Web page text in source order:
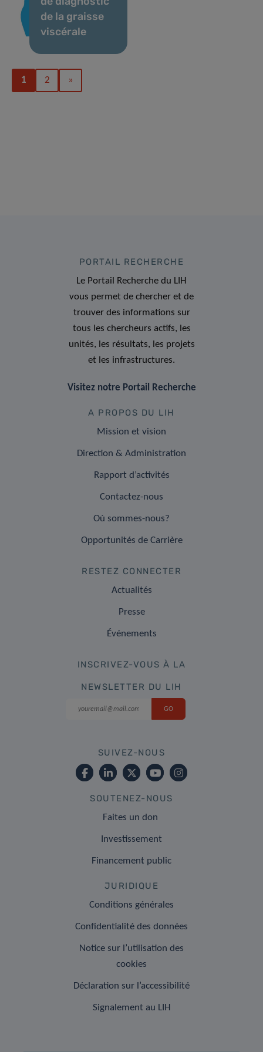
de la graisse
viscérale
1 2 »
PORTAIL RECHERCHE
Le Portail Recherche du LIH
vous permet de chercher et de
trouver des informations sur
tous les chercheurs actifs, les
unités, les résultats, les projets
et les infrastructures.
Visitez notre Portail Recherche
A PROPOS DU LIH
Mission et vision
Direction & Administration
Rapport d’activités
Contactez-nous
Où sommes-nous?
Opportunités de Carrière
RESTEZ CONNECTER
Actualités
Presse
Événements
INSCRIVEZ-VOUS À LA
NEWSLETTER DU LIH
SUIVEZ-NOUS
SOUTENEZ-NOUS
Faites un don
Investissement
Financement public
JURIDIQUE
Conditions générales
Confidentialité des données
Notice sur l’utilisation des
cookies
Déclaration sur l’accessibilité
Signalement au LIH